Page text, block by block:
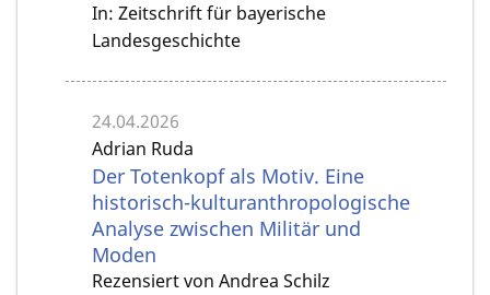
In: Zeitschrift für bayerische
Landesgeschichte
24.04.2026
Adrian Ruda
Der Totenkopf als Motiv. Eine
historisch-kulturanthropologische
Analyse zwischen Militär und
Moden
Rezensiert von Andrea Schilz